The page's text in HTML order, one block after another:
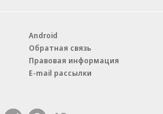
Android
Обратная связь
Правовая информация
E-mail рассылки